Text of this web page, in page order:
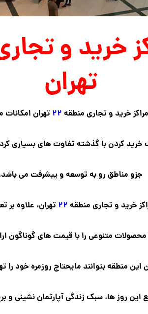
تهران
خرید و تجاری منطقه تهران امکانات
خرید کردن با گذشته تفاوت های بسیاری
جزو مناطق رو به توسعه و پیشرفت می
خرید و تجاری منطقه ۲۲ تهران، علاوه بر
متنوعی را با قیمت های گوناگون
این منطقه بتوانند مایحتاج روزمره خود را
این روز ها، سبک زندگی آپارتمان نشینی و